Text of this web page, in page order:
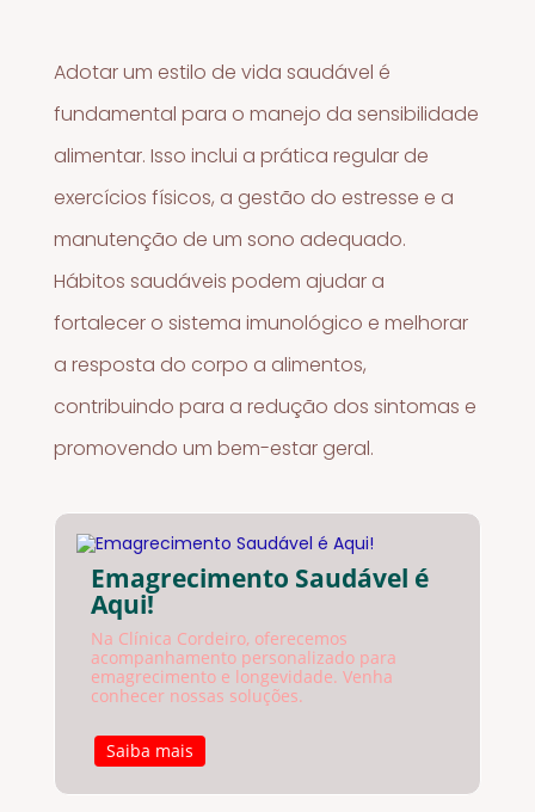
Adotar um estilo de vida saudável é
fundamental para o manejo da sensibilidade
alimentar. Isso inclui a prática regular de
exercícios físicos, a gestão do estresse e a
manutenção de um sono adequado.
Hábitos saudáveis podem ajudar a
fortalecer o sistema imunológico e melhorar
a resposta do corpo a alimentos,
contribuindo para a redução dos sintomas e
promovendo um bem-estar geral.
Emagrecimento Saudável é
Aqui!
Na Clínica Cordeiro, oferecemos
acompanhamento personalizado para
emagrecimento e longevidade. Venha
conhecer nossas soluções.
Saiba mais